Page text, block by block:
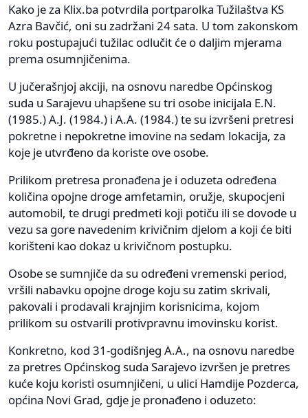
Kako je za Klix.ba potvrdila portparolka Tužilaštva KS
Azra Bavčić, oni su zadržani 24 sata. U tom zakonskom
roku postupajući tužilac odlučit će o daljim mjerama
prema osumnjičenima.
U jučerašnjoj akciji, na osnovu naredbe Općinskog
suda u Sarajevu uhapšene su tri osobe inicijala E.N.
(1985.) A.J. (1984.) i A.A. (1984.) te su izvršeni pretresi
pokretne i nepokretne imovine na sedam lokacija, za
koje je utvrđeno da koriste ove osobe.
Prilikom pretresa pronađena je i oduzeta određena
količina opojne droge amfetamin, oružje, skupocjeni
automobil, te drugi predmeti koji potiču ili se dovode u
vezu sa gore navedenim krivičnim djelom a koji će biti
korišteni kao dokaz u krivičnom postupku.
Osobe se sumnjiče da su određeni vremenski period,
vršili nabavku opojne droge koju su zatim skrivali,
pakovali i prodavali krajnjim korisnicima, kojom
prilikom su ostvarili protivpravnu imovinsku korist.
Konkretno, kod 31-godišnjeg A.A., na osnovu naredbe
za pretres Općinskog suda Sarajevo izvršen je pretres
kuće koju koristi osumnjičeni, u ulici Hamdije Pozderca,
općina Novi Grad, gdje je pronađeno i oduzeto: